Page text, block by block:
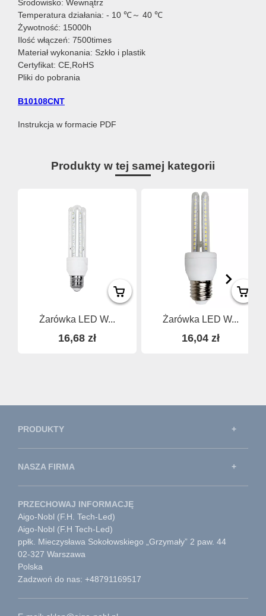
Środowisko: Wewnątrz
Temperatura działania: - 10 ℃～ 40 ℃
Żywotność: 15000h
Ilość włączeń: 7500times
Materiał wykonania: Szkło i plastik
Certyfikat: CE,RoHS
Pliki do pobrania
B10108CNT
Instrukcja w formacie PDF
Produkty w tej samej kategorii
Żarówka LED W...
16,68 zł
Żarówka LED W...
16,04 zł
PRODUKTY
NASZA FIRMA
PRZECHOWAJ INFORMACJĘ
Aigo-Nobl (F.H. Tech-Led)
Aigo-Nobl (F.H Tech-Led)
ppłk. Mieczysława Sokołowskiego „Grzymały” 2 paw. 44
02-327 Warszawa
Polska
Zadzwoń do nas: +48791169517